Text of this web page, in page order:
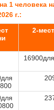
1 человека
г.:
2-